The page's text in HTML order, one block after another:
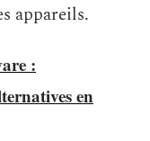
appareils.
:
en